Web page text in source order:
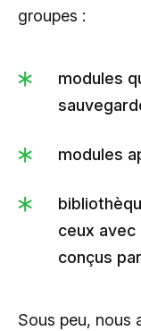
groupes :
modules
modules
ceux avec
conçus
Sous peu, nous